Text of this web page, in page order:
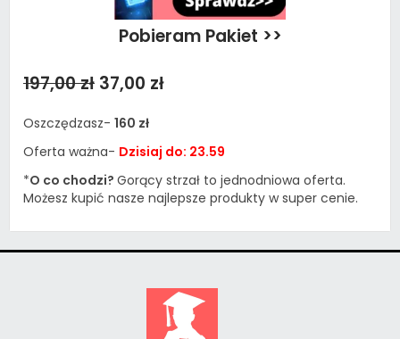
Pobieram Pakiet >>
197,00 zł 37,00 zł
Oszczędzasz- 160 zł
Oferta ważna- Dzisiaj do: 23.59
*O co chodzi? Gorący strzał to jednodniowa oferta.
Możesz kupić nasze najlepsze produkty w super cenie.